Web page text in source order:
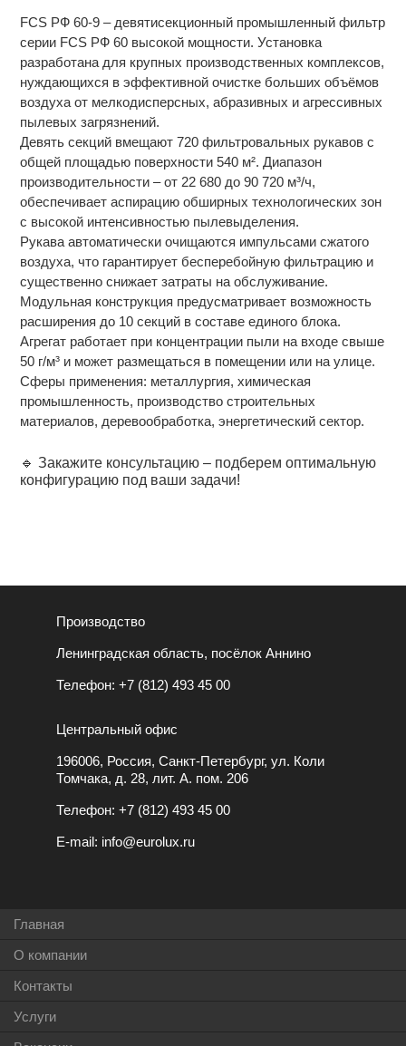
FCS РФ 60-9 – девятисекционный промышленный фильтр
серии FCS РФ 60 высокой мощности. Установка
разработана для крупных производственных комплексов,
нуждающихся в эффективной очистке больших объёмов
воздуха от мелкодисперсных, абразивных и агрессивных
пылевых загрязнений.
Девять секций вмещают 720 фильтровальных рукавов с
общей площадью поверхности 540 м². Диапазон
производительности – от 22 680 до 90 720 м³/ч,
обеспечивает аспирацию обширных технологических зон
с высокой интенсивностью пылевыделения.
Рукава автоматически очищаются импульсами сжатого
воздуха, что гарантирует бесперебойную фильтрацию и
существенно снижает затраты на обслуживание.
Модульная конструкция предусматривает возможность
расширения до 10 секций в составе единого блока.
Агрегат работает при концентрации пыли на входе свыше
50 г/м³ и может размещаться в помещении или на улице.
Сферы применения: металлургия, химическая
промышленность, производство строительных
материалов, деревообработка, энергетический сектор.
🔹 Закажите консультацию – подберем оптимальную
конфигурацию под ваши задачи!
Производство
Ленинградская область, посёлок Аннино
Телефон: +7 (812) 493 45 00
Центральный офис
196006, Россия, Санкт-Петербург, ул. Коли
Томчака, д. 28, лит. А. пом. 206
Телефон: +7 (812) 493 45 00
E-mail: info@eurolux.ru
Главная
О компании
Контакты
Услуги